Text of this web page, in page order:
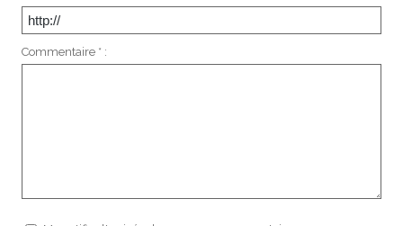
Commentaire * :